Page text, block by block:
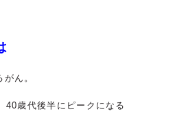
ん。
40歳代後半にピークになる